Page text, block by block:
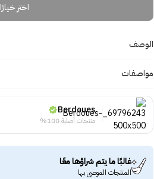
اختر خيارًا
الوصف
مواصفات
Berdoues
منتجات أصلية 100%
غالبًا ما يتم شراؤها معًا
المنتجات الموصى بها